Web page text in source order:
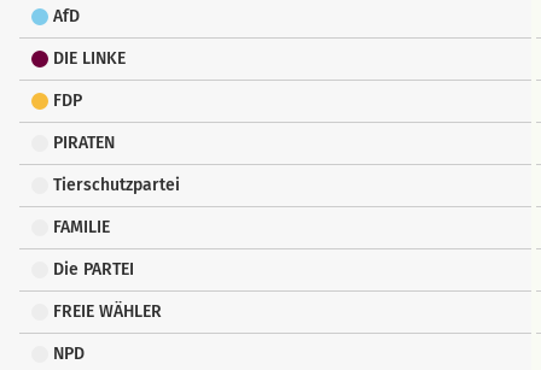
AfD
DIE LINKE
FDP
PIRATEN
Tierschutzpartei
FAMILIE
Die PARTEI
FREIE WÄHLER
NPD